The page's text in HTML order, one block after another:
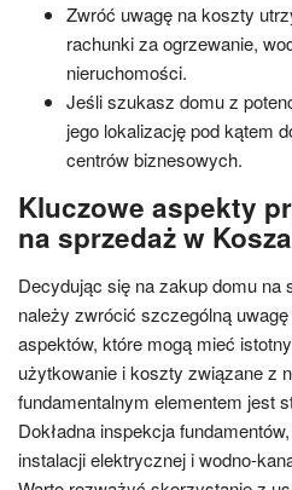
Zwróć uwagę na koszty
rachunki za ogrzewanie,
nieruchomości.
Jeśli szukasz domu z
jego lokalizację pod kątem
centrów biznesowych.
Kluczowe aspekty
na sprzedaż w
Decydując się na zakup domu na
należy zwrócić szczególną
aspektów, które mogą mieć
użytkowanie i koszty związane z
fundamentalnym elementem jest
Dokładna inspekcja
instalacji elektrycznej i wodno-